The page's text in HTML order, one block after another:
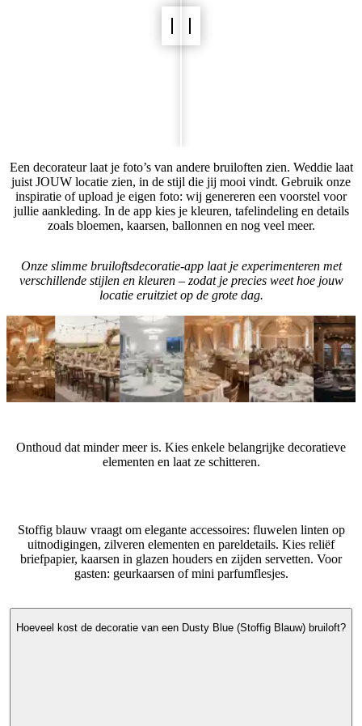
Een decorateur laat je foto’s van andere bruiloften zien. Weddie laat
juist JOUW locatie zien, in de stijl die jij mooi vindt. Gebruik onze
inspiratie of upload je eigen foto: wij genereren een voorstel voor
jullie aankleding. In de app kies je kleuren, tafelindeling en details
zoals bloemen, kaarsen, ballonnen en nog veel meer.
Onze slimme bruiloftsdecoratie-app laat je experimenteren met
verschillende stijlen en kleuren – zodat je precies weet hoe jouw
locatie eruitziet op de grote dag.
Onthoud dat minder meer is. Kies enkele belangrijke decoratieve
elementen en laat ze schitteren.
Stoffig blauw vraagt om elegante accessoires: fluwelen linten op
uitnodigingen, zilveren elementen en pareldetails. Kies reliëf
briefpapier, kaarsen in glazen houders en zijden servetten. Voor
gasten: geurkaarsen of mini parfumflesjes.
Hoeveel kost de decoratie van een Dusty Blue (Stoffig Blauw) bruiloft?